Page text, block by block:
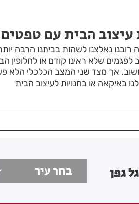
הבית עם טפטים
רובנו נאלצנו לשהות בביתנו הרבה
לפגמים שלא ראינו קודם או לחלופין
ושוב. אך מצד שני המצב הכלכלי הלא
באיקאה או בחנויות לעיצוב הבית
גפן